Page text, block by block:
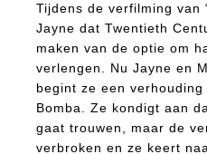
Tijdens de verfilming van
Jayne dat Twentieth
maken van de optie om
verlengen. Nu Jayne en
begint ze een
Bomba. Ze kondigt aan
gaat trouwen, maar de
verbroken en ze keert